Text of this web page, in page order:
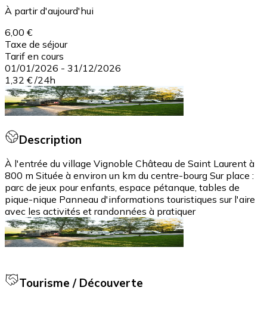
À partir d'aujourd'hui
6,00 €
Taxe de séjour
Tarif en cours
01/01/2026 - 31/12/2026
1,32 € /24h
Description
À l'entrée du village Vignoble Château de Saint Laurent à
800 m Située à environ un km du centre-bourg Sur place :
parc de jeux pour enfants, espace pétanque, tables de
pique-nique Panneau d'informations touristiques sur l'aire
avec les activités et randonnées à pratiquer
Tourisme / Découverte